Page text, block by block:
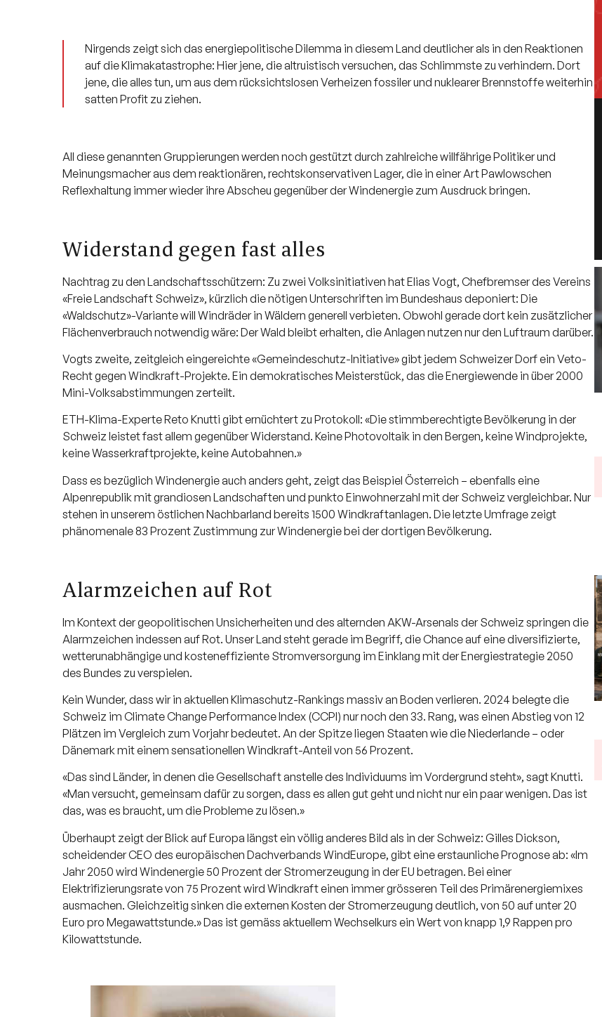
Nirgends zeigt sich das energiepolitische Dilemma in diesem Land deutlicher als in den Reaktionen
auf die Klimakatastrophe: Hier jene, die altruistisch versuchen, das Schlimmste zu verhindern. Dort
jene, die alles tun, um aus dem rücksichtslosen Verheizen fossiler und nuklearer Brennstoffe weiterhin
satten Profit zu ziehen.
All diese genannten Gruppierungen werden noch gestützt durch zahlreiche willfährige Politiker und
Meinungsmacher aus dem reaktionären, rechtskonservativen Lager, die in einer Art Pawlowschen
Reflexhaltung immer wieder ihre Abscheu gegenüber der Windenergie zum Ausdruck bringen.
Widerstand gegen fast alles
Nachtrag zu den Landschaftsschützern: Zu zwei Volksinitiativen hat Elias Vogt, Chefbremser des Vereins
«Freie Landschaft Schweiz», kürzlich die nötigen Unterschriften im Bundeshaus deponiert: Die
«Waldschutz»-Variante will Windräder in Wäldern generell verbieten. Obwohl gerade dort kein zusätzlicher
Flächenverbrauch notwendig wäre: Der Wald bleibt erhalten, die Anlagen nutzen nur den Luftraum darüber.
Vogts zweite, zeitgleich eingereichte «Gemeindeschutz-Initiative» gibt jedem Schweizer Dorf ein Veto-
Recht gegen Windkraft-Projekte. Ein demokratisches Meisterstück, das die Energiewende in über 2000
Mini-Volksabstimmungen zerteilt.
ETH-Klima-Experte Reto Knutti gibt ernüchtert zu Protokoll: «Die stimmberechtigte Bevölkerung in der
Schweiz leistet fast allem gegenüber Widerstand. Keine Photovoltaik in den Bergen, keine Windprojekte,
keine Wasserkraftprojekte, keine Autobahnen.»
Dass es bezüglich Windenergie auch anders geht, zeigt das Beispiel Österreich – ebenfalls eine
Alpenrepublik mit grandiosen Landschaften und punkto Einwohnerzahl mit der Schweiz vergleichbar. Nur
stehen in unserem östlichen Nachbarland bereits 1500 Windkraftanlagen. Die letzte Umfrage zeigt
phänomenale 83 Prozent Zustimmung zur Windenergie bei der dortigen Bevölkerung.
Alarmzeichen auf Rot
Im Kontext der geopolitischen Unsicherheiten und des alternden AKW-Arsenals der Schweiz springen die
Alarmzeichen indessen auf Rot. Unser Land steht gerade im Begriff, die Chance auf eine diversifizierte,
wetterunabhängige und kosteneffiziente Stromversorgung im Einklang mit der Energiestrategie 2050
des Bundes zu verspielen.
Kein Wunder, dass wir in aktuellen Klimaschutz-Rankings massiv an Boden verlieren. 2024 belegte die
Schweiz im Climate Change Performance Index (CCPI) nur noch den 33. Rang, was einen Abstieg von 12
Plätzen im Vergleich zum Vorjahr bedeutet. An der Spitze liegen Staaten wie die Niederlande – oder
Dänemark mit einem sensationellen Windkraft-Anteil von 56 Prozent.
«Das sind Länder, in denen die Gesellschaft anstelle des Individuums im Vordergrund steht», sagt Knutti.
«Man versucht, gemeinsam dafür zu sorgen, dass es allen gut geht und nicht nur ein paar wenigen. Das ist
das, was es braucht, um die Probleme zu lösen.»
Überhaupt zeigt der Blick auf Europa längst ein völlig anderes Bild als in der Schweiz: Gilles Dickson,
scheidender CEO des europäischen Dachverbands WindEurope, gibt eine erstaunliche Prognose ab: «Im
Jahr 2050 wird Windenergie 50 Prozent der Stromerzeugung in der EU betragen. Bei einer
Elektrifizierungsrate von 75 Prozent wird Windkraft einen immer grösseren Teil des Primärenergiemixes
ausmachen. Gleichzeitig sinken die externen Kosten der Stromerzeugung deutlich, von 50 auf unter 20
Euro pro Megawattstunde.» Das ist gemäss aktuellem Wechselkurs ein Wert von knapp 1,9 Rappen pro
Kilowattstunde.